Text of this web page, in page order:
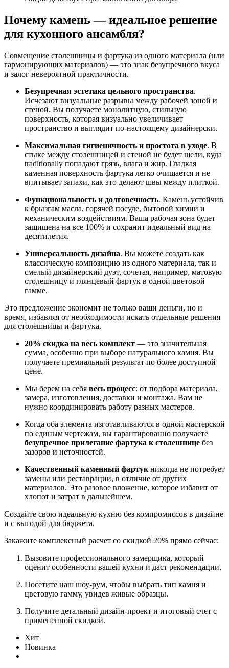
Почему камень — идеальное решение
для кухонного ансамбля?
Совмещение столешницы и фартука из одного материала (или
гармонирующих материалов) — это знак безупречного вкуса
и залог невероятной практичности.
Безупречная эстетика цельного пространства.
Исчезают визуальные разрывы между рабочей зоной и
стеной. Вы получаете монолитную, стильную
поверхность, которая визуально увеличивает
пространство и выглядит по-настоящему дизайнерски.
Максимальная гигиеничность и простота в уходе. В
стыке между столешницей и стеной не будет щели, куда
traditionally попадают грязь, влага и жир. Гладкая
каменная поверхность фартука легко очищается и не
впитывает запахи, как это делают швы между плиткой.
Функциональность и долговечность. Камень устойчив
к брызгам масла, горячей посуде, бытовой химии и
механическим воздействиям. Ваша рабочая зона будет
защищена на все 100% и сохранит идеальный вид на
десятилетия.
Универсальность дизайна. Вы можете создать как
классическую композицию из одного материала, так и
смелый дизайнерский дуэт, сочетая, например, матовую
столешницу и глянцевый фартук в одной цветовой
гамме.
Это предложение экономит не только ваши деньги, но и
время, избавляя от необходимости искать отдельные решения
для столешницы и фартука.
20% скидка на весь комплект — это значительная
сумма, особенно при выборе натурального камня. Вы
получаете премиальный результат по более доступной
цене.
Мы берем на себя весь процесс: от подбора материала,
замера, изготовления, доставки и монтажа. Вам не
нужно координировать работу разных мастеров.
Когда оба элемента изготавливаются в одной мастерской
по единым чертежам, вы гарантированно получаете
безупречное прилегание фартука к столешнице без
зазоров и неточностей.
Качественный каменный фартук никогда не потребует
замены или реставрации, в отличие от других
материалов. Это разовое вложение, которое избавит от
хлопот и затрат в дальнейшем.
Создайте свою идеальную кухню без компромиссов в дизайне
и с выгодой для бюджета.
Закажите комплексный расчет со скидкой 20% прямо сейчас:
Вызовите профессионального замерщика, который
оценит особенности вашей кухни и даст рекомендации.
Посетите наш шоу-рум, чтобы выбрать тип камня и
цветовую гамму, увидев живые образцы.
Получите детальный дизайн-проект и итоговый счет с
примененной скидкой.
Хит
Новинка